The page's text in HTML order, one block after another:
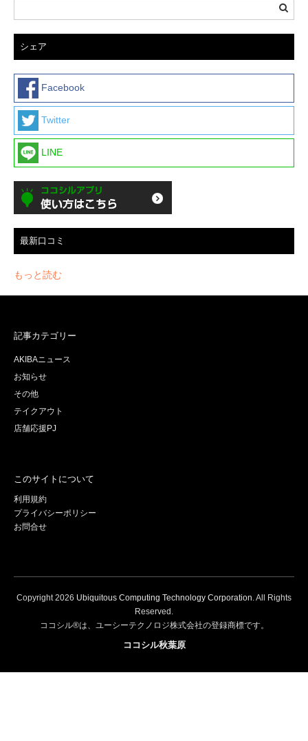
シェア
Facebook
Twitter
LINE
最新口コミ
もっと読む
記事カテゴリー
AKIBAニュース
お知らせ
その他
テイクアウト
店舗応援PJ
このサイトについて
利用規約
プライバシーポリシー
お問合せ
Copyright2026 Ubiquitous Computing Technology Corporation . All Rights
Reserved.
ココシル®は、ユーシーテクノロジ株式会社の登録商標です。
ココシル秋葉原